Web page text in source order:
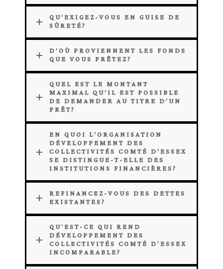
QU’EXIGEZ-VOUS EN GUISE DE
SÛRETÉ?
D’OÙ PROVIENNENT LES FONDS
QUE VOUS PRÊTEZ?
QUEL EST LE MONTANT
MAXIMAL QU’IL EST POSSIBLE
DE DEMANDER AU TITRE D’UN
PRÊT?
EN QUOI L’ORGANISATION
DÉVELOPPEMENT DES
COLLECTIVITÉS COMTÉ D’ESSEX
SE DISTINGUE-T-ELLE DES
INSTITUTIONS FINANCIÈRES?
REFINANCEZ-VOUS DES DETTES
EXISTANTES?
QU’EST-CE QUI REND
DÉVELOPPEMENT DES
COLLECTIVITÉS COMTÉ D’ESSEX
INCOMPARABLE?